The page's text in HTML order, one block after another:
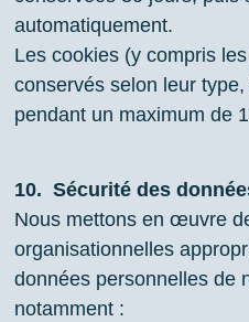
automatiquement.
Les cookies (y compris
conservés selon leur
pendant un maximum de
10. Sécurité des
Nous mettons en œuvre
organisationnelles
données personnelles de
notamment :